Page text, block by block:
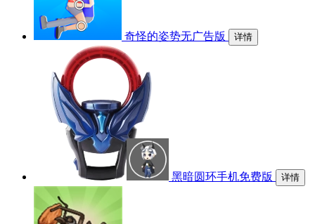
奇怪的姿势无广告版 详情
黑暗圆环手机免费版 详情